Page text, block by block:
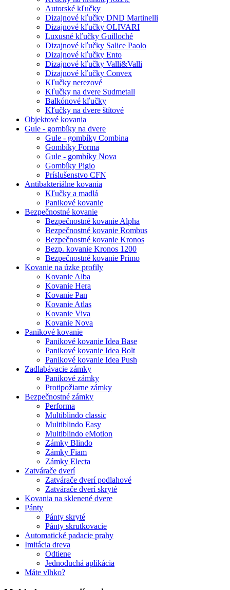
Autorské kľučky
Dizajnové kľučky DND Martinelli
Dizajnové kľučky OLIVARI
Luxusné kľučky Guilloché
Dizajnové kľučky Salice Paolo
Dizajnové kľučky Ento
Dizajnové kľučky Valli&Valli
Dizajnové kľučky Convex
Kľučky nerezové
Kľučky na dvere Sudmetall
Balkónové kľučky
Kľučky na dvere štítové
Objektové kovania
Gule - gombíky na dvere
Gule - gombíky Combina
Gombíky Forma
Gule - gombíky Nova
Gombíky Pigio
Príslušenstvo CFN
Antibakteriálne kovania
Kľučky a madlá
Panikové kovanie
Bezpečnostné kovanie
Bezpečnostné kovanie Alpha
Bezpečnostné kovanie Rombus
Bezpečnostné kovanie Kronos
Bezp. kovanie Kronos 1200
Bezpečnostné kovanie Primo
Kovanie na úzke profily
Kovanie Alba
Kovanie Hera
Kovanie Pan
Kovanie Atlas
Kovanie Viva
Kovanie Nova
Panikové kovanie
Panikové kovanie Idea Base
Panikové kovanie Idea Bolt
Panikové kovanie Idea Push
Zadlabávacie zámky
Panikové zámky
Protipožiarne zámky
Bezpečnostné zámky
Performa
Multiblindo classic
Multiblindo Easy
Multiblindo eMotion
Zámky Blindo
Zámky Fiam
Zámky Electa
Zatvárače dverí
Zatvárače dverí podlahové
Zatvárače dverí skryté
Kovania na sklenené dvere
Pánty
Pánty skryté
Pánty skrutkovacie
Automatické padacie prahy
Imitácia dreva
Odtiene
Jednoduchá aplikácia
Máte vlhko?